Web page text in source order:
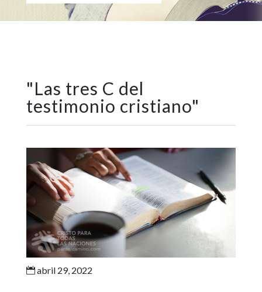
"Las tres C del
testimonio cristiano"
abril 29, 2022